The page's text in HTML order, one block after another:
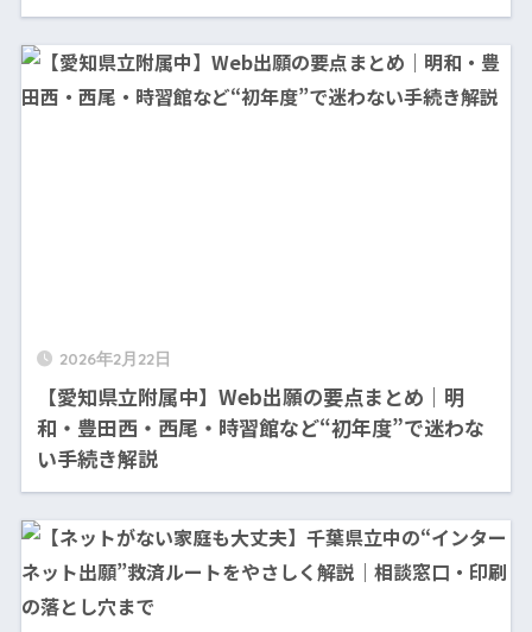
2026年2月22日
【愛知県立附属中】Web出願の要点まとめ｜明
和・豊田西・西尾・時習館など“初年度”で迷わな
い手続き解説